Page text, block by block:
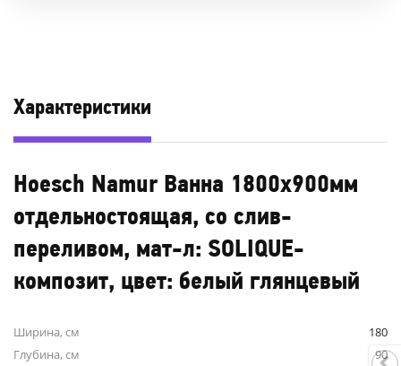
Характеристики
Hoesch Namur Ванна 1800x900мм
отдельностоящая, со слив-
переливом, мат-л: SOLIQUE-
композит, цвет: белый глянцевый
Ширина, см
180
Глубина, см
90